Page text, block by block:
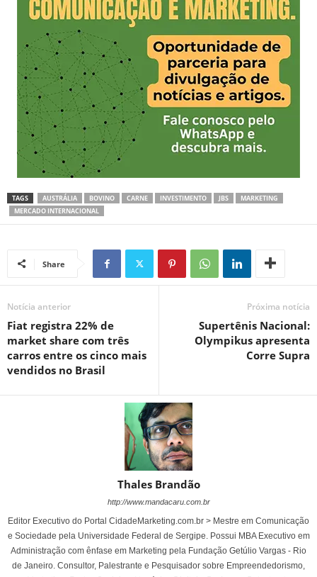
TAGS AUSTRÁLIA BOVINO CARNE INVESTIMENTO JBS
MARKETING
MERCADO INTERNACIONAL
Share
Notícia anterior
Fiat registra 22% de
market share com três
carros entre os cinco mais
vendidos no Brasil
Próxima notícia
Supertênis Nacional:
Olympikus apresenta
Corre Supra
Thales Brandão
http://www.mandacaru.com.br
Editor Executivo do Portal CidadeMarketing.com.br > Mestre em Comunicação
e Sociedade pela Universidade Federal de Sergipe. Possui MBA Executivo em
Administração com ênfase em Marketing pela Fundação Getúlio Vargas - Rio
de Janeiro. Consultor, Palestrante e Pesquisador sobre Empreendedorismo,